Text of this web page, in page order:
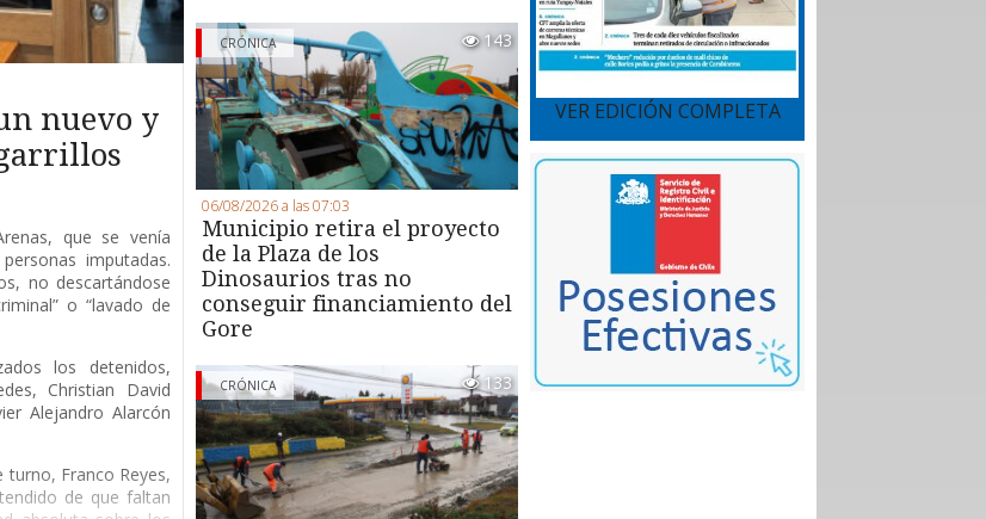
nuevo y
que se venía
imputadas.
no descartándose
o “lavado de
los detenidos,
Christian David
Alejandro Alarcón
turno, Franco Reyes,
de que faltan
CRÓNICA 143
06/08/2026 a las 07:03
Municipio retira el proyecto
de la Plaza de los
Dinosaurios tras no
conseguir financiamiento del
Gore
CRÓNICA 133
VER EDICIÓN COMPLETA